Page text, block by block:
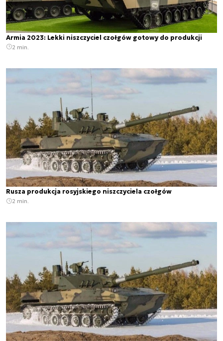
Armia 2023: Lekki niszczyciel czołgów gotowy do produkcji
2 min.
Rusza produkcja rosyjskiego niszczyciela czołgów
2 min.